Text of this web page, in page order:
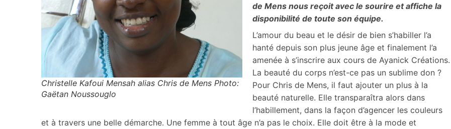
Christelle Kafoui Mensah alias Chris de Mens Photo:
Gaëtan Noussouglo
de Mens nous reçoit avec le sourire et affiche la
disponibilité de toute son équipe.
L’amour du beau et le désir de bien s’habiller l’a
hanté depuis son plus jeune âge et finalement l’a
amenée à s’inscrire aux cours de Ayanick Créations.
La beauté du corps n’est-ce pas un sublime don ?
Pour Chris de Mens, il faut ajouter un plus à la
beauté naturelle. Elle transparaîtra alors dans
l’habillement, dans la façon d’agencer les couleurs
et à travers une belle démarche. Une femme à tout âge n’a pas le choix. Elle doit être à la mode et